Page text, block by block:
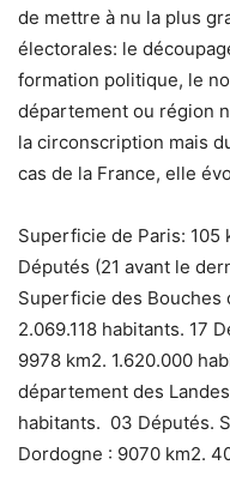
de mettre à nu la plus
électorales: le
formation politique, le
département ou région
la circonscription mais
cas de la France, elle
Superficie de Paris: 105
Députés (21 avant le
Superficie des Bouches
2.069.118 habitants. 17
9978 km2. 1.620.000
département des
habitants. 03 Députés.
Dordogne : 9070 km2.